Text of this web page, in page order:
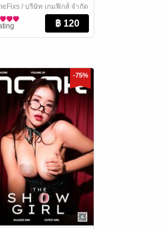
หน้า/พิมพ์สี] [IS174]
/ บริษัท เกมฟิกส์ จำกัด
ารการ์ตูนและเกม
-75%